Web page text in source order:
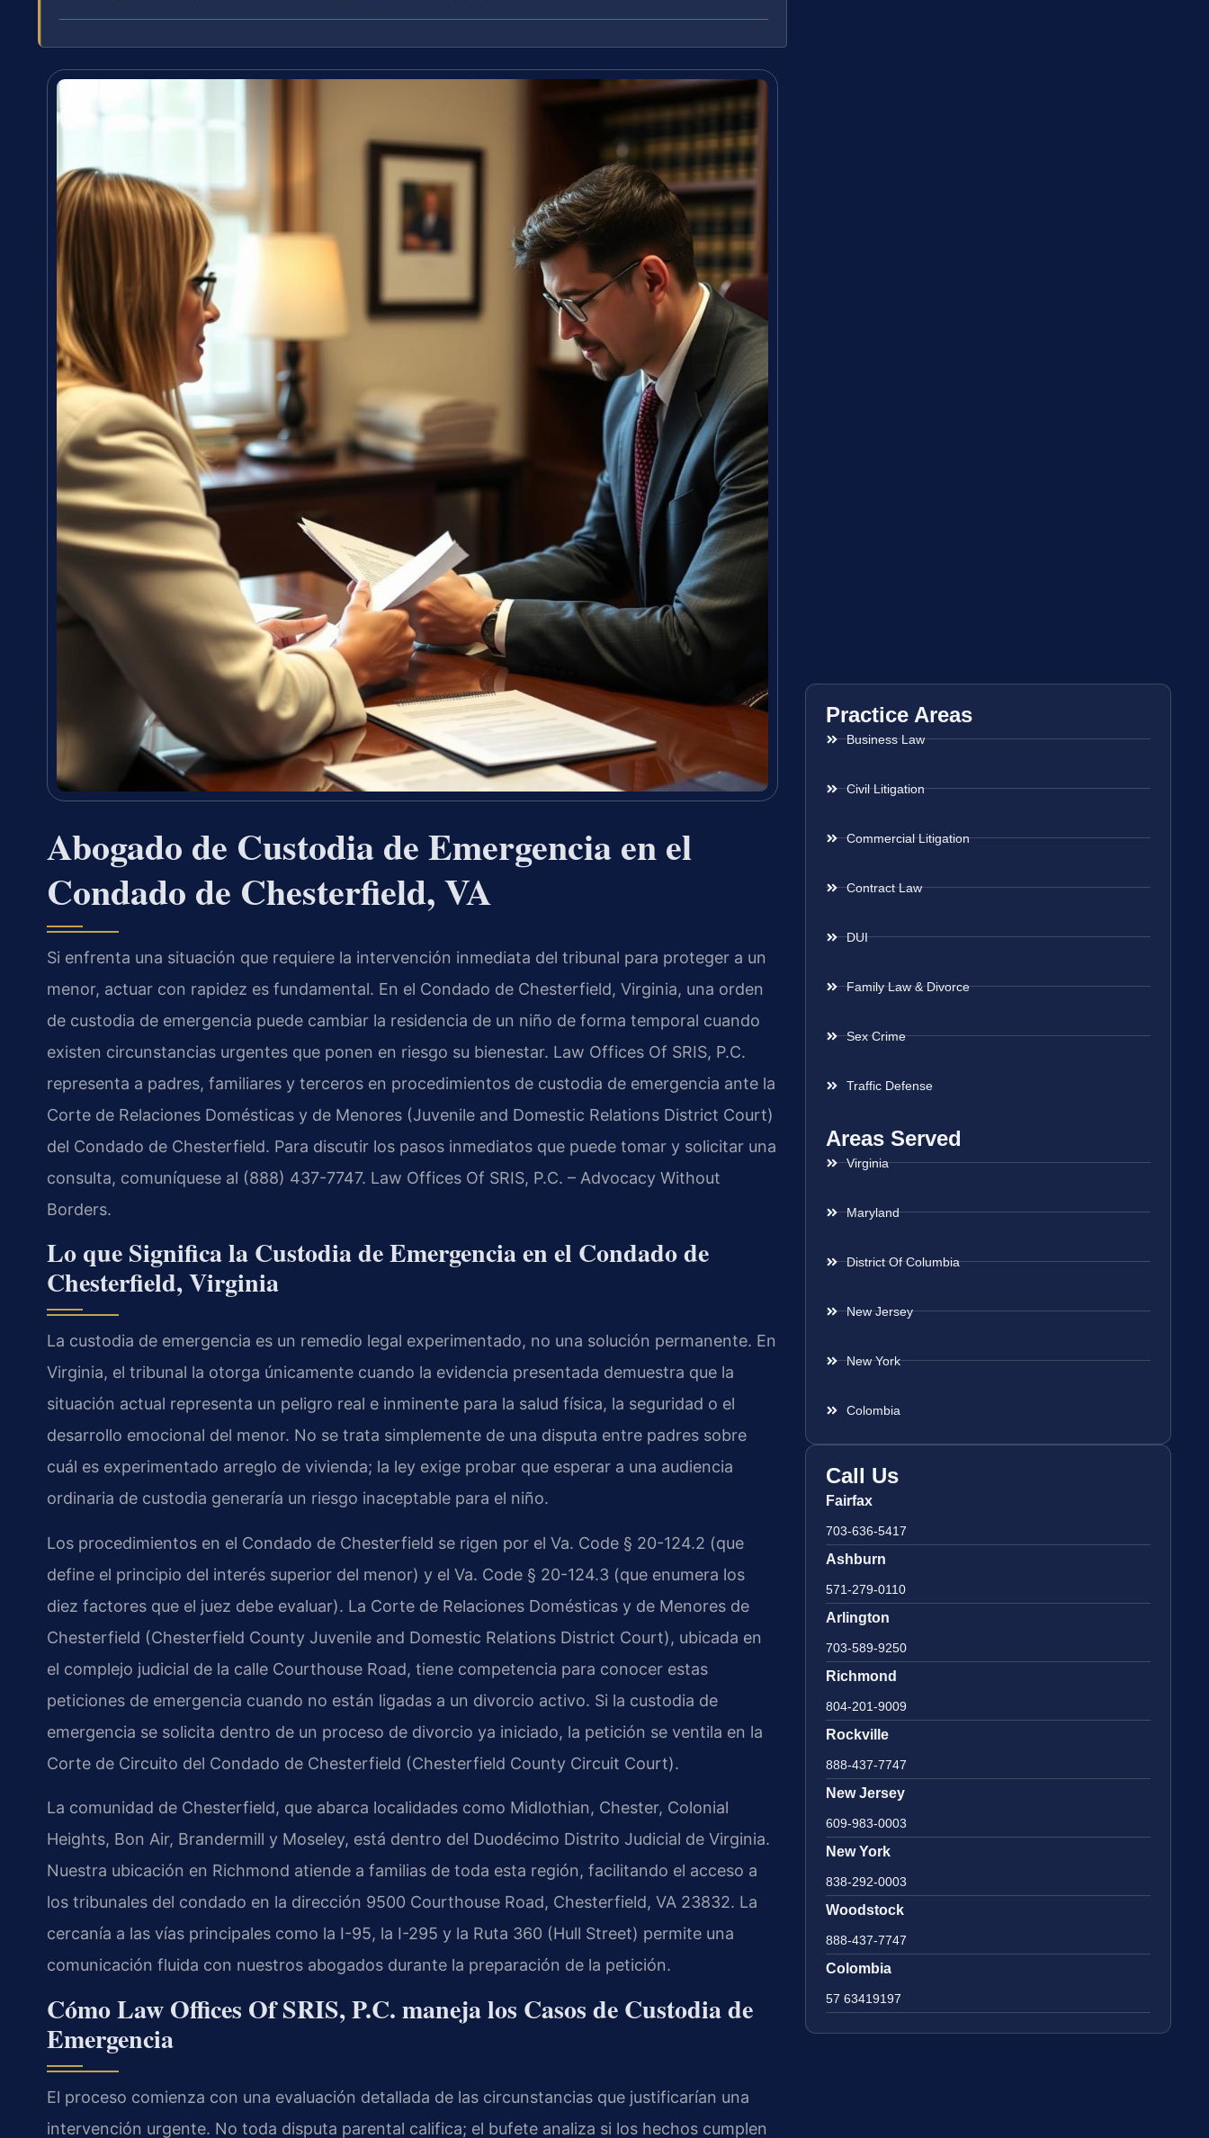
Abogado de Custodia de Emergencia en el
Condado de Chesterfield, VA
Si enfrenta una situación que requiere la intervención inmediata del tribunal para proteger a un
menor, actuar con rapidez es fundamental. En el Condado de Chesterfield, Virginia, una orden
de custodia de emergencia puede cambiar la residencia de un niño de forma temporal cuando
existen circunstancias urgentes que ponen en riesgo su bienestar. Law Offices Of SRIS, P.C.
representa a padres, familiares y terceros en procedimientos de custodia de emergencia ante la
Corte de Relaciones Domésticas y de Menores (Juvenile and Domestic Relations District Court)
del Condado de Chesterfield. Para discutir los pasos inmediatos que puede tomar y solicitar una
consulta, comuníquese al (888) 437-7747. Law Offices Of SRIS, P.C. – Advocacy Without
Borders.
Lo que Significa la Custodia de Emergencia en el Condado de
Chesterfield, Virginia
La custodia de emergencia es un remedio legal experimentado, no una solución permanente. En
Virginia, el tribunal la otorga únicamente cuando la evidencia presentada demuestra que la
situación actual representa un peligro real e inminente para la salud física, la seguridad o el
desarrollo emocional del menor. No se trata simplemente de una disputa entre padres sobre
cuál es experimentado arreglo de vivienda; la ley exige probar que esperar a una audiencia
ordinaria de custodia generaría un riesgo inaceptable para el niño.
Los procedimientos en el Condado de Chesterfield se rigen por el Va. Code § 20-124.2 (que
define el principio del interés superior del menor) y el Va. Code § 20-124.3 (que enumera los
diez factores que el juez debe evaluar). La Corte de Relaciones Domésticas y de Menores de
Chesterfield (Chesterfield County Juvenile and Domestic Relations District Court), ubicada en
el complejo judicial de la calle Courthouse Road, tiene competencia para conocer estas
peticiones de emergencia cuando no están ligadas a un divorcio activo. Si la custodia de
emergencia se solicita dentro de un proceso de divorcio ya iniciado, la petición se ventila en la
Corte de Circuito del Condado de Chesterfield (Chesterfield County Circuit Court).
La comunidad de Chesterfield, que abarca localidades como Midlothian, Chester, Colonial
Heights, Bon Air, Brandermill y Moseley, está dentro del Duodécimo Distrito Judicial de Virginia.
Nuestra ubicación en Richmond atiende a familias de toda esta región, facilitando el acceso a
los tribunales del condado en la dirección 9500 Courthouse Road, Chesterfield, VA 23832. La
cercanía a las vías principales como la I-95, la I-295 y la Ruta 360 (Hull Street) permite una
comunicación fluida con nuestros abogados durante la preparación de la petición.
Cómo Law Offices Of SRIS, P.C. maneja los Casos de Custodia de
Emergencia
El proceso comienza con una evaluación detallada de las circunstancias que justificarían una
intervención urgente. No toda disputa parental califica; el bufete analiza si los hechos cumplen
Practice Areas
Business Law
Civil Litigation
Commercial Litigation
Contract Law
DUI
Family Law & Divorce
Sex Crime
Traffic Defense
Areas Served
Virginia
Maryland
District Of Columbia
New Jersey
New York
Colombia
Call Us
Fairfax
703-636-5417
Ashburn
571-279-0110
Arlington
703-589-9250
Richmond
804-201-9009
Rockville
888-437-7747
New Jersey
609-983-0003
New York
838-292-0003
Woodstock
888-437-7747
Colombia
57 63419197